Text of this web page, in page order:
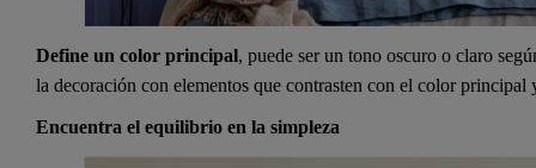
Define un color principal, puede ser un tono oscuro o claro
la decoración con elementos que contrasten con el color principal
Encuentra el equilibrio en la simpleza